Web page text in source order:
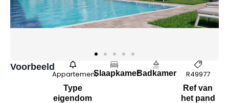
Voorbeeld
Appartement
Type
eigendom
SlaapkamerBadkamer R49977
Ref van
het pand